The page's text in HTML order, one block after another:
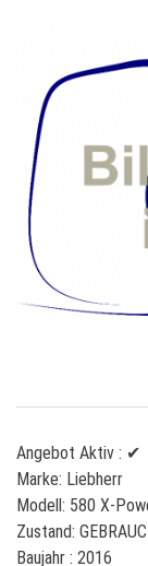
k
Angebot Aktiv : ✔
Marke: Liebherr
Modell: 580 X-
Zustand:
Baujahr : 2016